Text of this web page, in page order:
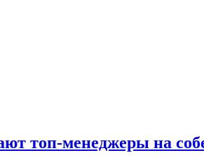
топ-менеджеры на